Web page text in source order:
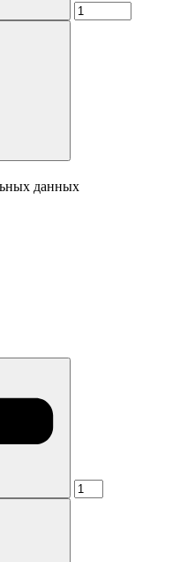
данных